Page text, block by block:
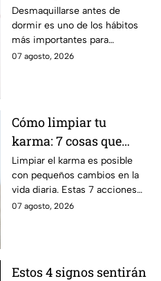
noche para cuidar tu
piel y evitar arrugas
Desmaquillarse antes de
dormir es uno de los hábitos
más importantes para
mantener la piel sana y
barrera cutánea, prevenir la
obstrucción de los poros y
prevenir la aparición de
arrugas tempranas.
07 agosto, 2026
Cómo limpiar tu
karma: 7 cosas que
debes hacer desde
ahora
Limpiar el karma es posible
con pequeños cambios en la
vida diaria. Estas 7 acciones
pueden ayudarte a soltar lo
07 agosto, 2026
Estos 4 signos sentirán